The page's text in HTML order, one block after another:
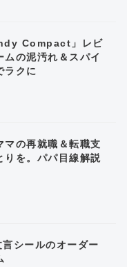
Compact」レビ
ムの泥汚れ＆スパイ
ラクに
マの再就職＆転職支
りを。パパ目線解説
シールのオーダー